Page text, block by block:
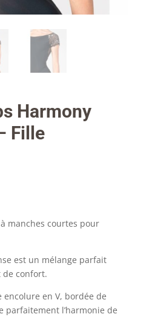
Harmony
Fille
manches courtes pour
est un mélange parfait
de confort.
encolure en V, bordée de
parfaitement l’harmonie de